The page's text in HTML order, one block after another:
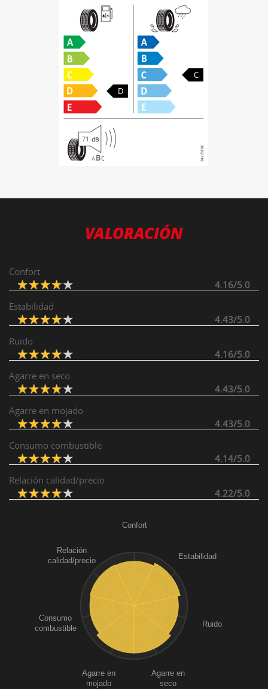
D
C
71
A BC
VALORACIÓN
Confort
4.16/5.0
Estabilidad
4.43/5.0
Ruido
4.16/5.0
Agarre en seco
4.43/5.0
Agarre en mojado
4.43/5.0
Consumo combustible
4.14/5.0
Relación calidad/precio
4.22/5.0
Confort
Estabilidad
Ruido
Agarre en
seco
Agarre en
mojado
Consumo
combustible
Relación
calidad/precio